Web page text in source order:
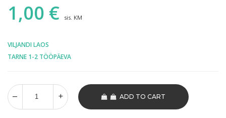
1,00 € sis. KM
VILJANDI LAOS
TARNE 1-2 TÖÖPÄEVA
ADD TO CART